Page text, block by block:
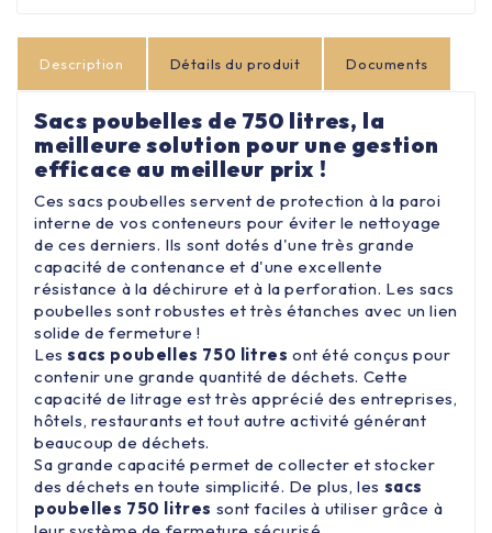
Description Détails du produit Documents
Sacs poubelles de 750 litres, la
meilleure solution pour une gestion
efficace au meilleur prix !
Ces sacs poubelles servent de protection à la paroi
interne de vos conteneurs pour éviter le nettoyage
de ces derniers. Ils sont dotés d'une très grande
capacité de contenance et d'une excellente
résistance à la déchirure et à la perforation. Les sacs
poubelles sont robustes et très étanches avec un lien
solide de fermeture !
Lessacs poubelles 750 litres ont été conçus pour
contenir une grande quantité de déchets. Cette
capacité de litrage est très apprécié des entreprises,
hôtels, restaurants et tout autre activité générant
beaucoup de déchets.
Sa grande capacité permet de collecter et stocker
des déchets en toute simplicité. De plus, les sacs
poubelles 750 litres sont faciles à utiliser grâce à